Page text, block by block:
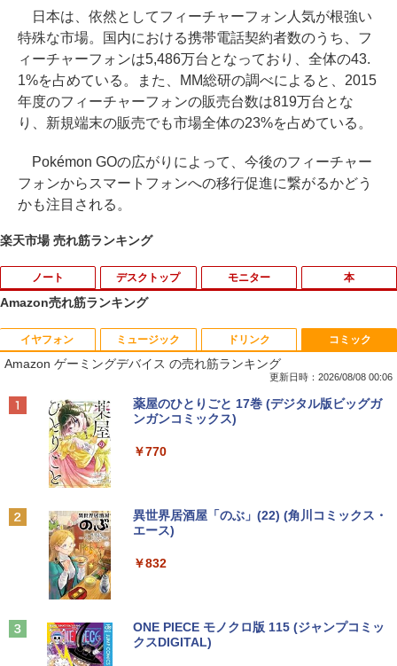
日本は、依然としてフィーチャーフォン人気が根強い
特殊な市場。国内における携帯電話契約者数のうち、フ
ィーチャーフォンは5,486万台となっており、全体の43.
1%を占めている。また、MM総研の調べによると、2015
年度のフィーチャーフォンの販売台数は819万台とな
り、新規端末の販売でも市場全体の23%を占めている。
Pokémon GOの広がりによって、今後のフィーチャー
フォンからスマートフォンへの移行促進に繋がるかどう
かも注目される。
楽天市場 売れ筋ランキング
ノート
1
【★最大100%ポイント】【大特価!訳あ
り!】富士通 LIFEBOOK A576/第6世代 C
ore i3/メモリ:4GB/SSD:128GB/15.6型液
パソコン ノートパソコン Windows11 W
indows10
￥8,999
【中古】 店長セレクト おまかせA4ノー
トパソコン Windows10 お気軽ノートPC
載 液晶15インチ 中古ノートパソコン DV
￥11,800
デスクトップ
1
【期間限定10％OFF】【12GB+256G
B】 【楽天1位連続受賞】NIPOGI mini p
c Intel N5030動作より安定 4C/4T 最大3.
B3.2×4 3画面 4K 高速2.4G/5GWi-Fi BT
4.2 ミニPC ミニパソコン minipc
￥39,980
DELL/デル OPTIPLEX 7090 SFF【第11
世代 Core i7-11700/メモリ16GB/M.2 SS
DP】中古/送料無料 ※沖縄、離島を除く
モニター
1
DELL デル E2318H LED液晶モニター 23
インチワイド ブラック 1920×1080 （フ
ルHD）IPSパネル LEDバックライト付 非
スプレイポート VGA VESA準拠【中古】
2
【期間限定10%OFFクーポン 8/12 10時
まで】 モニター 21.5型 液晶ディスプレ
イ ベゼル ディスプレイ 液晶モニター PC
nc 21.5インチ 角度調節 FullHD ブルー
￥9,480
本
1
ブラッククローバー 38 【電子書籍】[ 田
畠裕基 ]
￥594
￥770
ス手帳2027） [ 久保奈穂実 ]
Amazon売れ筋ランキング
イヤフォン
Anker Soundcore P40i オフホワイト
Anker Soundcore P31i ホワイト
Anker Soundcore Liberty 5 ミッドナイトブ
ラック
ミュージック
BRUCE WAYNE feat. Flo Milli, ATL Jacob
[Explicit]
￥250
BRUCE WAYNE feat. Flo Milli, ATL Jacob
[Explicit]
￥250
On My Road (Stadium ver.)
ドリンク
【Amazon.co.jp限定】 い・ろ・は・す 2L P
ET ラベルレス ×8本
￥1,112
by Amazon 天然水 ラベルレス 500ml ×24本
富士山の天然水 バナジウム含有 水 ミネラル
ットル (Smart Basic)
by Amazon 天然水ラベルレス 2L×9本
コミック
Amazon ゲーミングデバイス の売れ筋ランキング
更新日時：2026/08/08 00:06
薬屋のひとりごと 17巻 (デジタル版ビッグガ
ンガンコミックス)
￥770
異世界居酒屋「のぶ」(22) (角川コミックス・
エース)
￥832
ONE PIECE モノクロ版 115 (ジャンプコミッ
クスDIGITAL)